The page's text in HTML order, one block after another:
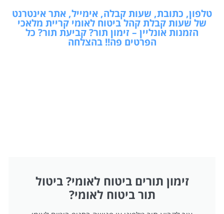
טלפון, כתובת, שעות קבלה, אימייל, אתר אינטרנט
של שעות קבלת קהל ביטוח לאומי קריית מלאכי
הזמנות אונליין – זימון תור? קביעת תור? כל
הפרטים פה!! בהצלחה
זימון תורים ביטוח לאומי? ביטול
תור ביטוח לאומי?